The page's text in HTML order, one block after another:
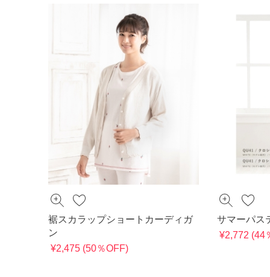
裾スカラップショートカーディガ
ン
¥2,475 (50％OFF)
サマーパス
¥2,772 (44